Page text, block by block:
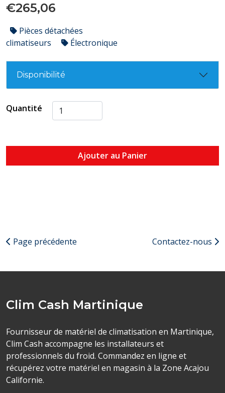
€265,06
Pièces détachées
climatiseurs
Électronique
Disponibilité
Quantité
Ajouter au Panier
Page précédente Contactez-nous
Clim Cash Martinique
Fournisseur de matériel de climatisation en Martinique,
Clim Cash accompagne les installateurs et
professionnels du froid. Commandez en ligne et
récupérez votre matériel en magasin à la Zone Acajou
Californie.